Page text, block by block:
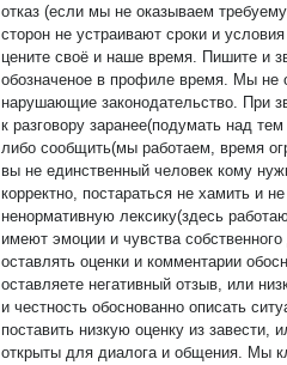
отказ (если мы не оказываем
сторон не устраивают сроки и
цените своё и наше время. Пишите и
обозначеное в профиле время. Мы не
нарушающие законодательство. При
к разговору заранее(подумать над
либо сообщить(мы работаем, время
вы не единственный человек кому
корректно, постараться не хамить и
ненормативную лексику(здесь
имеют эмоции и чувства
оставлять оценки и комментарии
оставляете негативный отзыв, или
и честность обоснованно описать
поставить низкую оценку из завести,
открыты для диалога и общения. Мы